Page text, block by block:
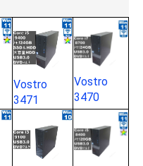
Vostro
3471
Vostro
3470